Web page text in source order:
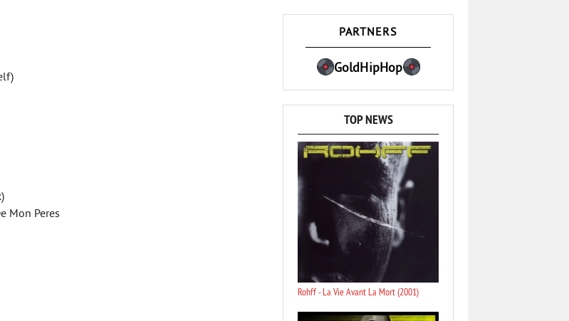
Mon Peres
PARTNERS
GoldHipHop
TOP NEWS
Rohff - La Vie Avant La Mort (2001)